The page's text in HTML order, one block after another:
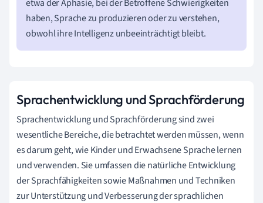
etwa der Aphasie, bei der Betroffene Schwierigkeiten
haben, Sprache zu produzieren oder zu verstehen,
obwohl ihre Intelligenz unbeeinträchtigt bleibt.
Sprachentwicklung und Sprachförderung
Sprachentwicklung und Sprachförderung sind zwei
wesentliche Bereiche, die betrachtet werden müssen, wenn
es darum geht, wie Kinder und Erwachsene Sprache lernen
und verwenden. Sie umfassen die natürliche Entwicklung
der Sprachfähigkeiten sowie Maßnahmen und Techniken
zur Unterstützung und Verbesserung der sprachlichen